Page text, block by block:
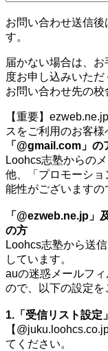
お問い合わせ送信
す。
届かない場合は、
度お申し込みいただ
お問い合わせ先の校
【重要】
スをご利用のお客様
「@gmail.com」
Loohcs志塾からの
他、「プロモーショ
能性がございますの
「@ezweb.ne.jp」
の方
Loohcs志塾から送
しています。
auの迷惑メールフ
ので、以下の設定を
1.「受信リスト設定
【
てください。